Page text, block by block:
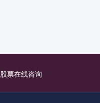
股票在线咨询